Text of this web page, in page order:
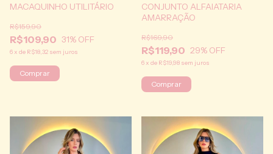
MACAQUINHO UTILITÁRIO
R$109,90
R$159,90
31% OFF
6 x de R$18,32 sem juros
Comprar
CONJUNTO ALFAIATARIA
AMARRAÇÃO
R$119,90
R$169,90
29% OFF
6 x de R$19,98 sem juros
Comprar